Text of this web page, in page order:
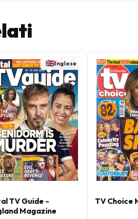
Inglese
TV Guide -
Magazine
TV Choice